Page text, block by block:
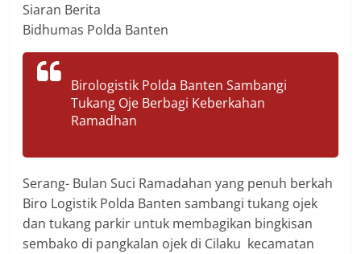
Siaran Berita
Bidhumas Polda Banten
Birologistik Polda Banten Sambangi
Tukang Oje Berbagi Keberkahan
Ramadhan
Serang- Bulan Suci Ramadahan yang penuh berkah
Biro Logistik Polda Banten sambangi tukang ojek
dan tukang parkir untuk membagikan bingkisan
sembako di pangkalan ojek di Cilaku kecamatan